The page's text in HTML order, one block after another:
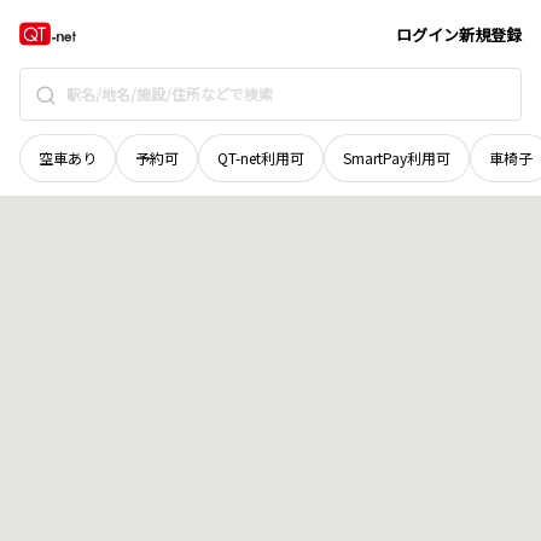
ログイン新規登録
空車あり 予約可 QT-net利用可 SmartPay利用可 車椅子
富山県